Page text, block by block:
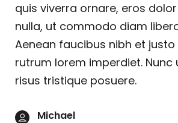
quis viverra ornare, eros
nulla, ut commodo diam
Aenean faucibus nibh et justo
rutrum lorem imperdiet. Nunc
risus tristique posuere.
Michael